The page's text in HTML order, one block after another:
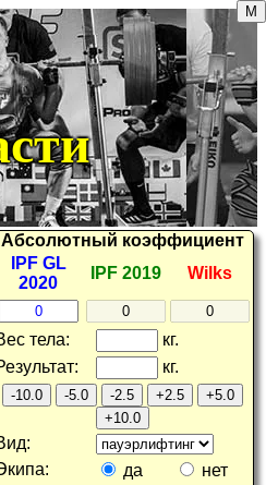
Абсолютный коэффициент
IPF GL
2020
IPF 2019 Wilks
вес тела:
кг.
результат: кг.
-10.0 -5.0 -2.5 +2.5
+5.0
+10.0
вид:
экипа:
да
нет